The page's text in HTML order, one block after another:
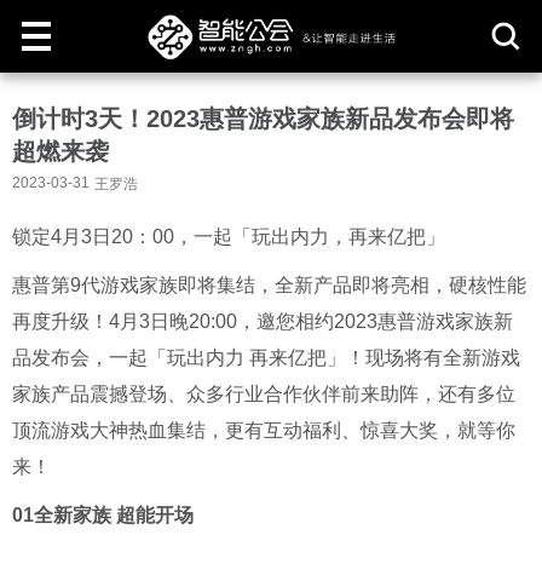
倒计时3天！2023惠普游戏家族新品发布会即将
超燃来袭
2023-03-31 王罗浩
锁定4月3日20：00，一起「玩出内力，再来亿把」
惠普第9代游戏家族即将集结，全新产品即将亮相，硬核性能
再度升级！4月3日晚20:00，邀您相约2023惠普游戏家族新
品发布会，一起「玩出内力 再来亿把」！现场将有全新游戏
家族产品震撼登场、众多行业合作伙伴前来助阵，还有多位
顶流游戏大神热血集结，更有互动福利、惊喜大奖，就等你
来！
01全新家族 超能开场